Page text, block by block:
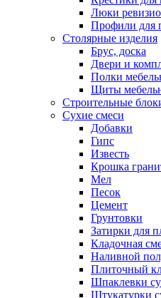
Люки
Профили для
Столярные изделия
Брус, доска
Двери и
Полки
Щиты
Строительные
Сухие смеси
Добавки
Гипс
Известь
Крошка
Мел
Песок
Цемент
Грунтовки
Затирки для
Кладочная
Наливной
Плиточный
Шпаклевки
Штукатурки